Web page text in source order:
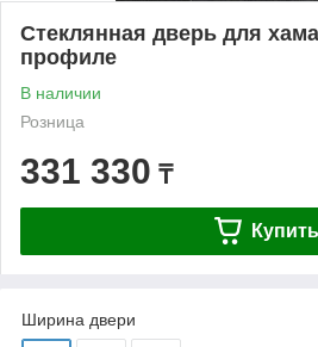
Стеклянная дверь для
профиле
В наличии
Розница
331 330 ₸
Купить
Ширина двери